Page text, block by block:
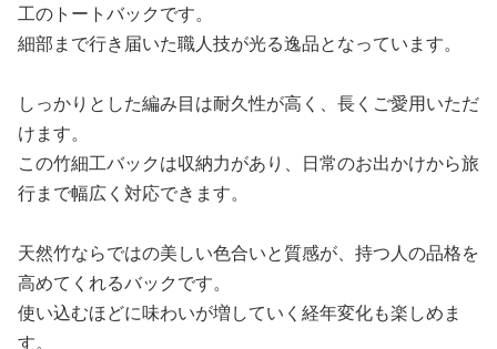
工のトートバックです。
細部まで行き届いた職人技が光る逸品となっています。
しっかりとした編み目は耐久性が高く、長くご愛用いただ
けます。
この竹細工バックは収納力があり、日常のお出かけから旅
行まで幅広く対応できます。
天然竹ならではの美しい色合いと質感が、持つ人の品格を
高めてくれるバックです。
使い込むほどに味わいが増していく経年変化も楽しめま
す。